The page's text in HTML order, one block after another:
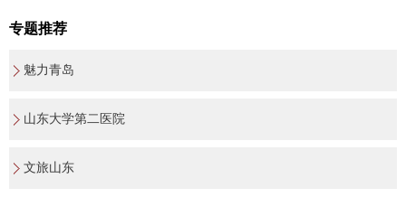
专题推荐
魅力青岛
山东大学第二医院
文旅山东